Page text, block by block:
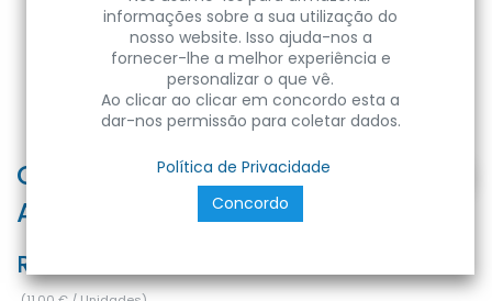
COVER NERA 2m x PROFILO IN
ALLUMINIO KPRS-1611N
Ref:
informações sobre a sua utilização do
nosso website. Isso ajuda-nos a
fornecer-lhe a melhor experiência e
personalizar o que vê.
Ao clicar ao clicar em concordo esta a
dar-nos permissão para coletar dados.
Política de Privacidade
Concordo